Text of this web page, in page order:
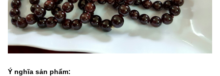
Ý nghĩa sản phẩm: